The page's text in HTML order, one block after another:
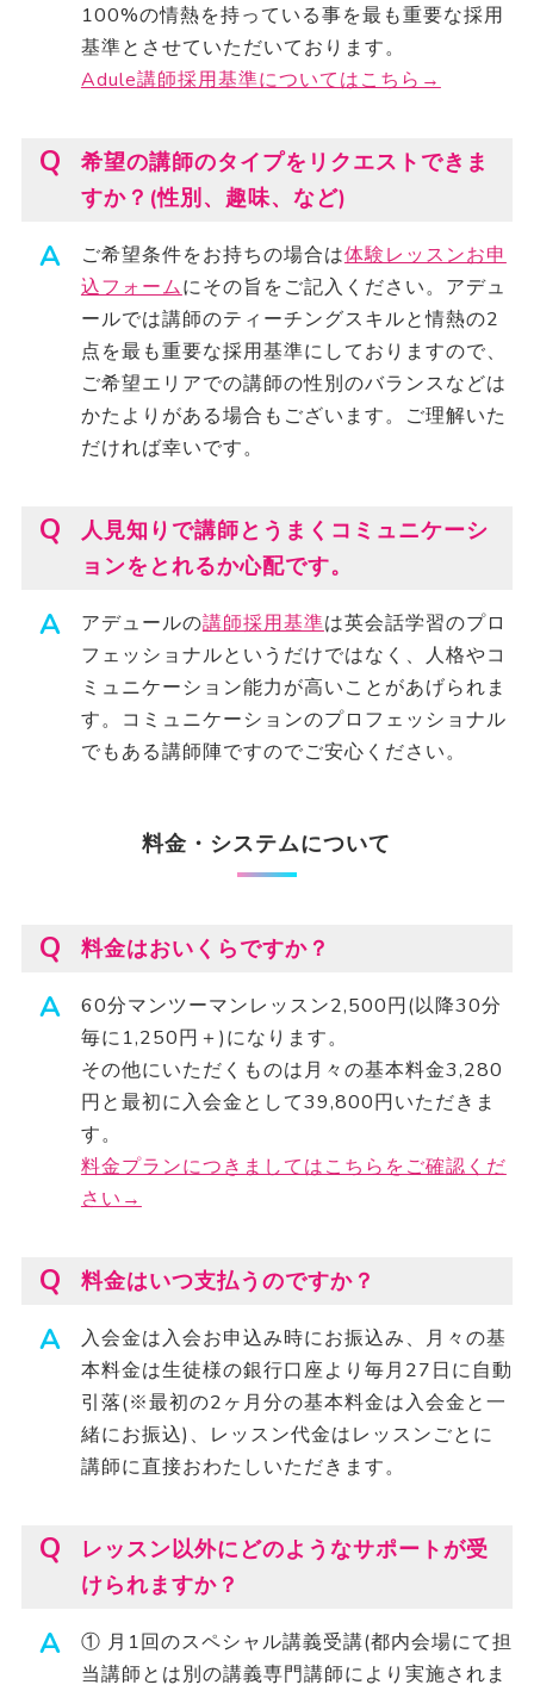
100%の情熱を持っている事を最も重要な採用
基準とさせていただいております。
Adule講師採用基準についてはこちら→
希望の講師のタイプをリクエストできま
すか？(性別、趣味、など)
ご希望条件をお持ちの場合は体験レッスンお申
込フォームにその旨をご記入ください。アデュ
ールでは講師のティーチングスキルと情熱の2
点を最も重要な採用基準にしておりますので、
ご希望エリアでの講師の性別のバランスなどは
かたよりがある場合もございます。ご理解いた
だければ幸いです。
人見知りで講師とうまくコミュニケーシ
ョンをとれるか心配です。
アデュールの講師採用基準は英会話学習のプロ
フェッショナルというだけではなく、人格やコ
ミュニケーション能力が高いことがあげられま
す。コミュニケーションのプロフェッショナル
でもある講師陣ですのでご安心ください。
料金・システムについて
料金はおいくらですか？
60分マンツーマンレッスン2,500円(以降30分
毎に1,250円＋)になります。
その他にいただくものは月々の基本料金3,280
円と最初に入会金として39,800円いただきま
す。
料金プランにつきましてはこちらをご確認くだ
さい→
料金はいつ支払うのですか？
入会金は入会お申込み時にお振込み、月々の基
本料金は生徒様の銀行口座より毎月27日に自動
引落(※最初の2ヶ月分の基本料金は入会金と一
緒にお振込)、レッスン代金はレッスンごとに
講師に直接おわたしいただきます。
レッスン以外にどのようなサポートが受
けられますか？
① 月1回のスペシャル講義受講(都内会場にて担
当講師とは別の講義専門講師により実施されま